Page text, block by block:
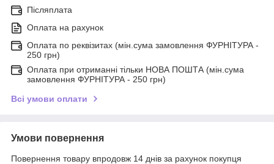
Післяплата
Оплата на рахунок
Оплата по реквізитах (мін.сума замовлення ФУРНІТУРА -
250 грн)
Оплата при отриманні тільки НОВА ПОШТА (мін.сума
замовлення ФУРНІТУРА - 250 грн)
Всі умови оплати
Умови повернення
Повернення товару впродовж 14 днів за рахунок покупця